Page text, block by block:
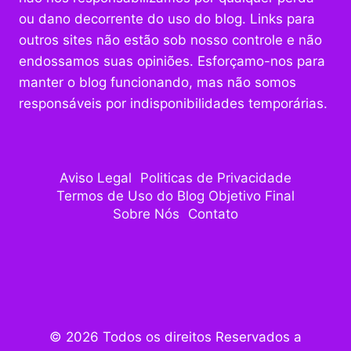
ou dano decorrente do uso do blog. Links para
outros sites não estão sob nosso controle e não
endossamos suas opiniões. Esforçamo-nos para
manter o blog funcionando, mas não somos
responsáveis por indisponibilidades temporárias.
Aviso Legal
Politicas de Privacidade
Termos de Uso do Blog Objetivo Final
Sobre Nós
Contato
© 2026 Todos os direitos Reservados a